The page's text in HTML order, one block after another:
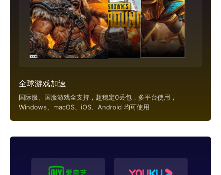
全球游戏加速
国际服、国服游戏全支持，超稳定0丢包，多平台使用，
Windows、macOS、iOS、Android 均可使用